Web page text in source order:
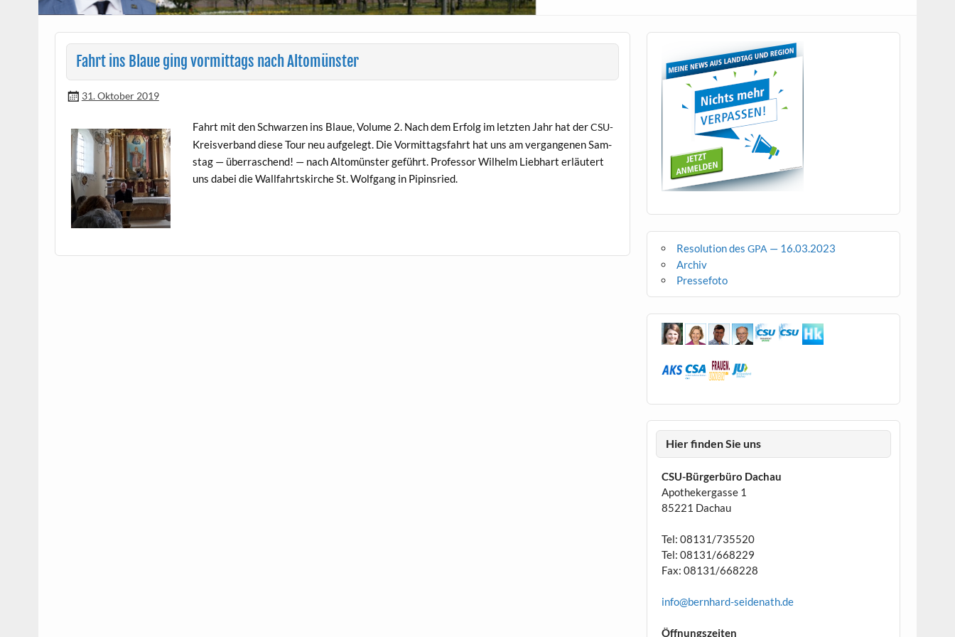
Fahrt ins Blaue ging vormittags nach Altomünster
31. Oktober 2019
Fahrt mit den Schwarzen ins Blaue, Vol­ume 2. Nach dem Erfolg im let­zten Jahr hat derCSU-
Kreisver­band diese Tour neu aufgelegt. Die Vor­mit­tags­fahrt hat uns am ver­gan­genen Sam­
stag — über­raschend! — nach Altomün­ster geführt. Pro­fes­sor Wil­helm Lieb­hart erläutert
uns dabei die Wall­fahrt­skirche St. Wolf­gang in Pipinsried.
Resolution desGPA — 16.03.2023
Archiv
Pressefoto
Hier finden Sie uns
CSU-Bürgerbüro Dachau
Apothekergasse 1
85221 Dachau
Tel: 08131/735520
Tel: 08131/668229
Fax: 08131/668228
info@bernhard-seidenath.de
Öffnungszeiten